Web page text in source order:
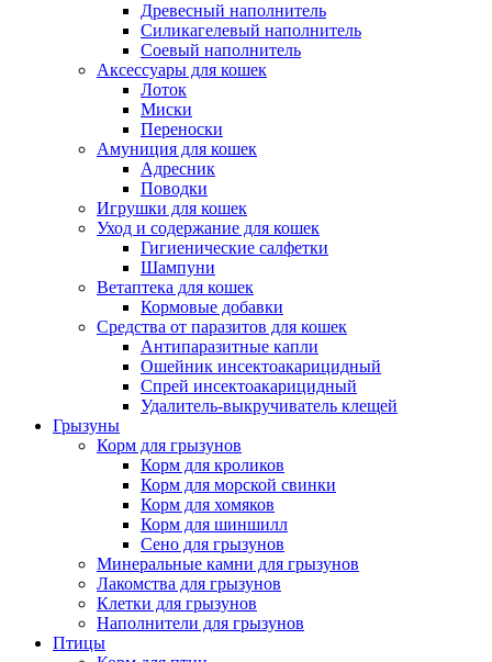
Древесный наполнитель
Силикагелевый наполнитель
Соевый наполнитель
Аксессуары для кошек
Лоток
Миски
Переноски
Амуниция для кошек
Адресник
Поводки
Игрушки для кошек
Уход и содержание для кошек
Гигиенические салфетки
Шампуни
Ветаптека для кошек
Кормовые добавки
Средства от паразитов для кошек
Антипаразитные капли
Ошейник инсектоакарицидный
Спрей инсектоакарицидный
Удалитель-выкручиватель клещей
Грызуны
Корм для грызунов
Корм для кроликов
Корм для морской свинки
Корм для хомяков
Корм для шиншилл
Сено для грызунов
Минеральные камни для грызунов
Лакомства для грызунов
Клетки для грызунов
Наполнители для грызунов
Птицы